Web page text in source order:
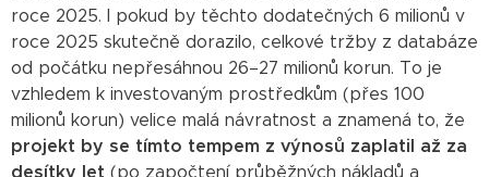
roce 2025. I pokud by těchto dodatečných 6 milionů v
roce 2025 skutečně dorazilo, celkové tržby z databáze
od počátku nepřesáhnou 26–27 milionů korun. To je
vzhledem k investovaným prostředkům (přes 100
milionů korun) velice malá návratnost a znamená to, že
projekt by se tímto tempem z výnosů zaplatil až za
desítky let (po započtení průběžných nákladů a